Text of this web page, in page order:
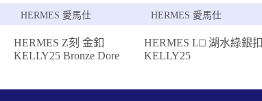
HERMES 愛馬仕
HERMES Z刻 金釦
KELLY25 Bronze Dore
HERMES 愛馬仕
HERMES L□ 湖水綠銀扣
KELLY25